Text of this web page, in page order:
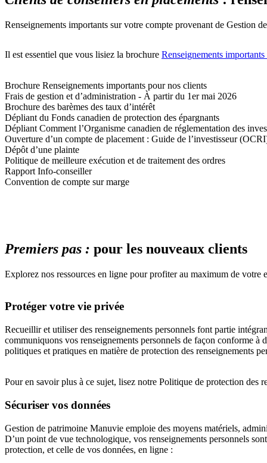
Renseignements importants sur votre compte provenant de Gestion
Il est essentiel que vous lisiez la brochure Renseignements
Brochure Renseignements importants pour nos clients
Frais de gestion et d’administration - À partir du 1er mai 2026
Brochure des barèmes des taux d’intérêt
Dépliant du Fonds canadien de protection des épargnants
Dépliant Comment l’Organisme canadien de réglementation des
Ouverture d’un compte de placement : Guide de l’investisseur
Dépôt d’une plainte
Politique de meilleure exécution et de traitement des ordres
Rapport Info-conseiller
Convention de compte sur marge
Premiers pas : pour les nouveaux clients
Explorez nos ressources en ligne pour profiter au maximum de
Protéger votre vie privée
Recueillir et utiliser des renseignements personnels font partie
communiquons vos renseignements personnels de façon conforme à
politiques et pratiques en matière de protection des renseignements
Pour en savoir plus à ce sujet, lisez notre Politique de protection des
Sécuriser vos données
Gestion de patrimoine Manuvie emploie des moyens matériels,
D’un point de vue technologique, vos renseignements personnels
protection, et celle de vos données, en ligne :